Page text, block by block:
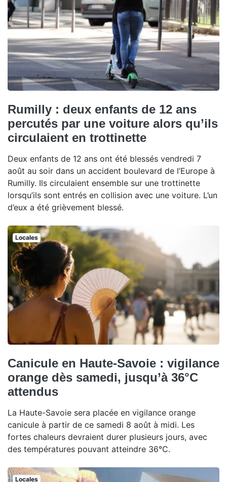
Rumilly : deux enfants de 12 ans
percutés par une voiture alors qu’ils
circulaient en trottinette
Deux enfants de 12 ans ont été blessés vendredi 7
août au soir dans un accident boulevard de l’Europe à
Rumilly. Ils circulaient ensemble sur une trottinette
lorsqu’ils sont entrés en collision avec une voiture. L’un
d’eux a été grièvement blessé.
Locales
Canicule en Haute-Savoie : vigilance
orange dès samedi, jusqu’à 36°C
attendus
La Haute-Savoie sera placée en vigilance orange
canicule à partir de ce samedi 8 août à midi. Les
fortes chaleurs devraient durer plusieurs jours, avec
des températures pouvant atteindre 36°C.
Locales